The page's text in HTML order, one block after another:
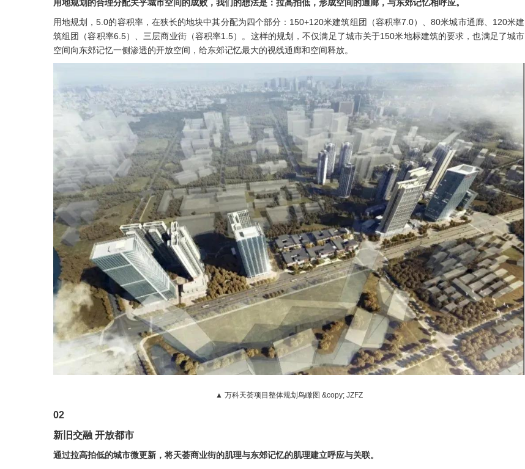
用地规划的合理分配关乎城市空间的成败，我们的想法是：拉高拍低，形成空间的通廊，与东郊记忆相呼应。
用地规划，5.0的容积率，在狭长的地块中其分配为四个部分：150+120米建筑组团（容积率7.0）、80米城市通廊、120米建
筑组团（容积率6.5）、三层商业街（容积率1.5）。这样的规划，不仅满足了城市关于150米地标建筑的要求，也满足了城市
空间向东郊记忆一侧渗透的开放空间，给东郊记忆最大的视线通廊和空间释放。
▲ 万科天荟项目整体规划鸟瞰图 &copy; JZFZ
02
新旧交融 开放都市
通过拉高拍低的城市微更新，将天荟商业街的肌理与东郊记忆的肌理建立呼应与关联。